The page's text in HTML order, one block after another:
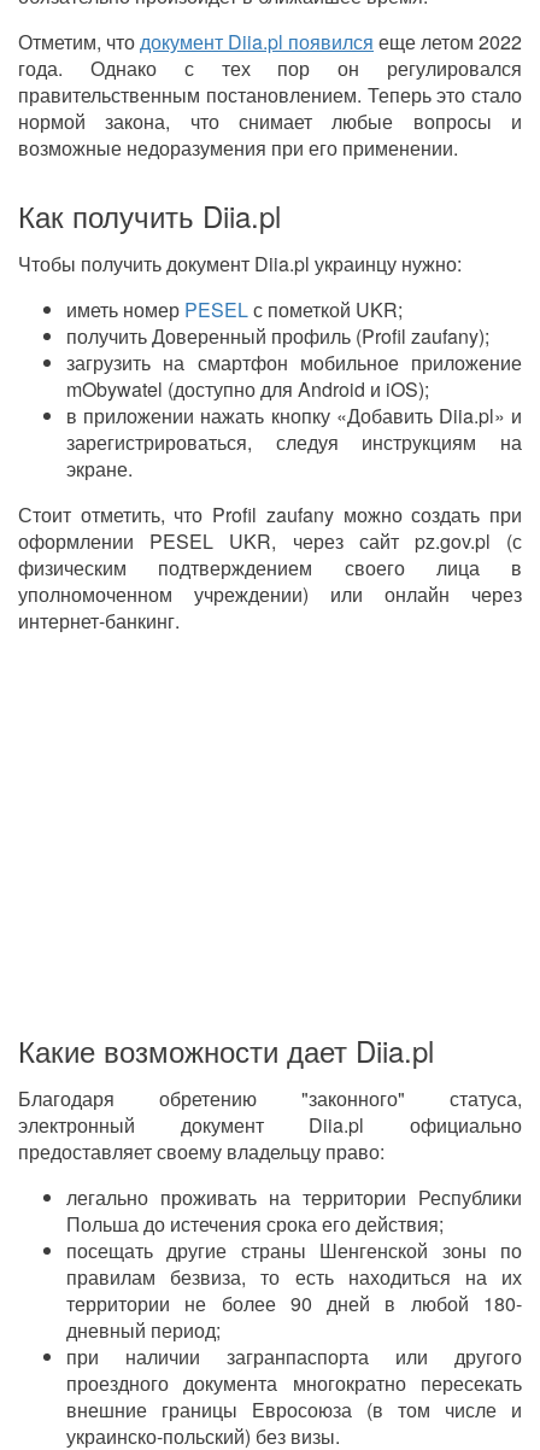
Отметим, чтодокумент Diia.pl появился еще летом 2022
года. Однако с тех пор он регулировался
правительственным постановлением. Теперь это стало
нормой закона, что снимает любые вопросы и
возможные недоразумения при его применении.
Как получить Diia.pl
Чтобы получить документ Diia.pl украинцу нужно:
иметь номер PESELс пометкой UKR;
получить Доверенный профиль (Profil zaufany);
загрузить на смартфон мобильное приложение
mObywatel (доступно для Android и iOS);
в приложении нажать кнопку «Добавить Diia.pl» и
зарегистрироваться, следуя инструкциям на
экране.
Стоит отметить, что Profil zaufany можно создать при
оформлении PESEL UKR, через сайт pz.gov.pl (с
физическим подтверждением своего лица в
уполномоченном учреждении) или онлайн через
интернет-банкинг.
Какие возможности дает Diia.pl
Благодаря обретению "законного" статуса,
электронный документ Diia.pl официально
предоставляет своему владельцу право:
легально проживать на территории Республики
Польша до истечения срока его действия;
посещать другие страны Шенгенской зоны по
правилам безвиза, то есть находиться на их
территории не более 90 дней в любой 180-
дневный период;
при наличии загранпаспорта или другого
проездного документа многократно пересекать
внешние границы Евросоюза (в том числе и
украинско-польский) без визы.